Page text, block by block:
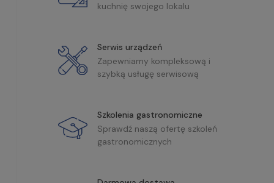
kuchnię swojego lokalu
Serwis urządzeń
Zapewniamy kompleksową i
szybką usługę serwisową
Szkolenia gastronomiczne
Sprawdź naszą ofertę szkoleń
gastronomicznych